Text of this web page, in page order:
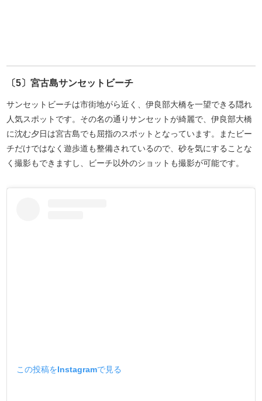
〔5〕宮古島サンセットビーチ
サンセットビーチは市街地がら近く、伊良部大橋を一望できる隠れ
人気スポットです。その名の通りサンセットが綺麗で、伊良部大橋
に沈む夕日は宮古島でも屈指のスポットとなっています。またビー
チだけではなく遊歩道も整備されているので、砂を気にすることな
く撮影もできますし、ビーチ以外のショットも撮影が可能です。
この投稿をInstagramで見る